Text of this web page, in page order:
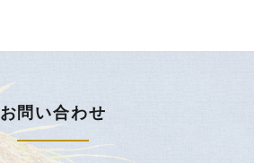
お問い合わせ